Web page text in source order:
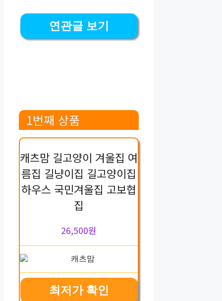
연관글 보기
1번째 상품
캐츠맘 길고양이 겨울집 여
름집 길냥이집 길고양이집
하우스 국민겨울집 고보협
집
26,500원
최저가 확인